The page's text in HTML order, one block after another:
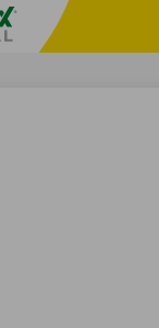
DEMO